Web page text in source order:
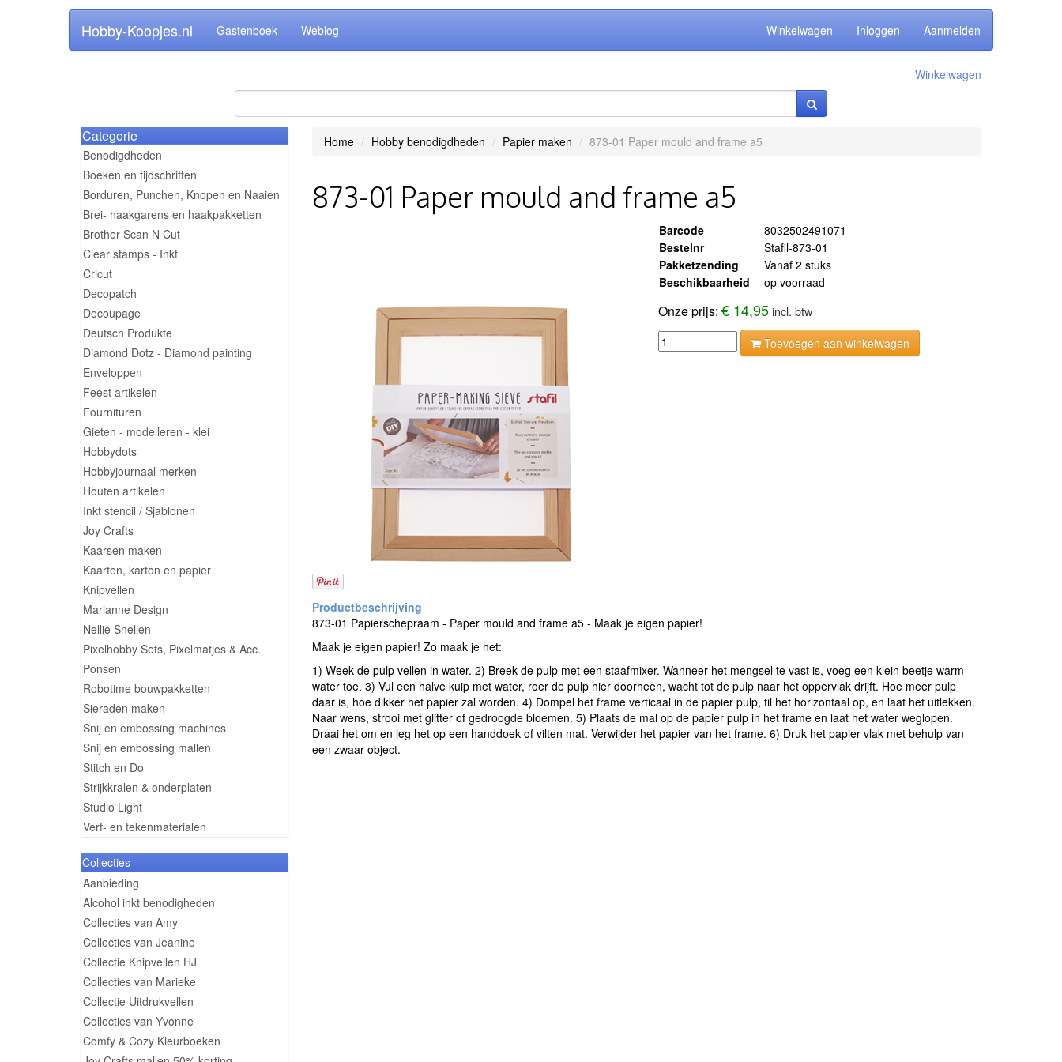
Hobby-Koopjes.nl Gastenboek Weblog Winkelwagen Inloggen Aanmelden
Winkelwagen
Categorie
Benodigdheden
Boeken en tijdschriften
Borduren, Punchen, Knopen en Naaien
Brei- haakgarens en haakpakketten
Brother Scan N Cut
Clear stamps - Inkt
Cricut
Decopatch
Decoupage
Deutsch Produkte
Diamond Dotz - Diamond painting
Enveloppen
Feest artikelen
Fournituren
Gieten - modelleren - klei
Hobbydots
Hobbyjournaal merken
Houten artikelen
Inkt stencil / Sjablonen
Joy Crafts
Kaarsen maken
Kaarten, karton en papier
Knipvellen
Marianne Design
Nellie Snellen
Pixelhobby Sets, Pixelmatjes & Acc.
Ponsen
Robotime bouwpakketten
Sieraden maken
Snij en embossing machines
Snij en embossing mallen
Stitch en Do
Strijkkralen & onderplaten
Studio Light
Verf- en tekenmaterialen
Collecties
Aanbieding
Alcohol inkt benodigheden
Collecties van Amy
Collecties van Jeanine
Collectie Knipvellen HJ
Collecties van Marieke
Collectie Uitdrukvellen
Collecties van Yvonne
Comfy & Cozy Kleurboeken
Home Hobby benodigdheden Papier maken 873-01 Paper mould and frame a5
873-01 Paper mould and frame a5
Barcode
8032502491071
Bestelnr
Stafil-873-01
Pakketzending
Vanaf 2 stuks
Beschikbaarheid
op voorraad
Onze prijs:€ 14,95 incl. btw
Toevoegen aan winkelwagen
873-01 Papierschepraam - Paper mould and frame a5 - Maak je eigen papier!
Maak je eigen papier! Zo maak je het:
1) Week de pulp vellen in water. 2) Breek de pulp met een staafmixer. Wanneer het mengsel te vast is, voeg een klein beetje warm
water toe. 3) Vul een halve kuip met water, roer de pulp hier doorheen, wacht tot de pulp naar het oppervlak drijft. Hoe meer pulp
daar is, hoe dikker het papier zal worden. 4) Dompel het frame verticaal in de papier pulp, til het horizontaal op, en laat het uitlekken.
Naar wens, strooi met glitter of gedroogde bloemen. 5) Plaats de mal op de papier pulp in het frame en laat het water weglopen.
Draai het om en leg het op een handdoek of vilten mat. Verwijder het papier van het frame. 6) Druk het papier vlak met behulp van
een zwaar object.